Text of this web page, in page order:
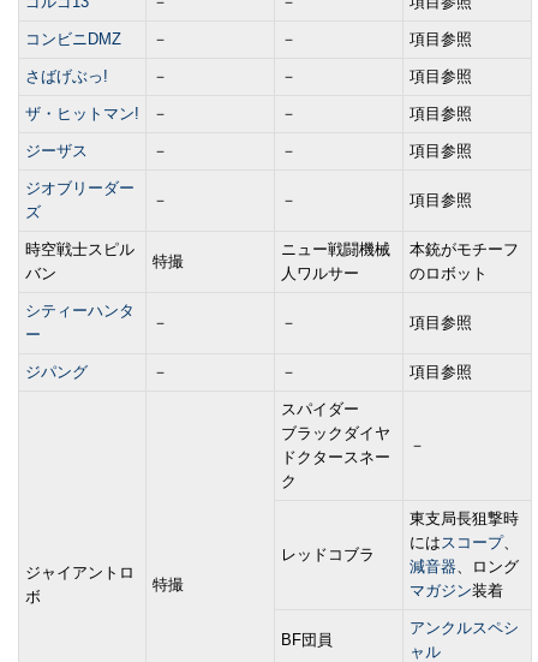
コンビニDMZ － － 項目参照
さばげぶっ! － － 項目参照
ザ・ヒットマン! － － 項目参照
ジーザス － － 項目参照
ジオブリーダー
ズ
－ － 項目参照
時空戦士スピル
バン
特撮
ニュー戦闘機械
人ワルサー
本銃がモチーフ
のロボット
シティーハンタ
ー
－ － 項目参照
ジパング － － 項目参照
ジャイアントロ
ボ
特撮
スパイダー
ブラックダイヤ
ドクタースネー
ク
－
レッドコブラ
東支局長狙撃時
にはスコープ、
減音器、ロング
マガジン装着
BF団員
アンクルスペシ
ャル